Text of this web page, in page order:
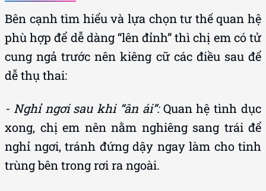
Bên cạnh tìm hiểu và lựa chọn tư thế quan hệ
phù hợp để dễ dàng “lên đỉnh” thì chị em có tử
cung ngả trước nên kiêng cữ các điều sau để
dễ thụ thai:
- Nghỉ ngơi sau khi “ân ái”:Quan hệ tình dục
xong, chị em nên nằm nghiêng sang trái để
nghỉ ngơi, tránh đứng dậy ngay làm cho tinh
trùng bên trong rơi ra ngoài.